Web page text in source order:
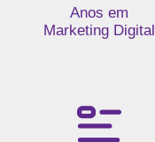
Anos em
Marketing Digital